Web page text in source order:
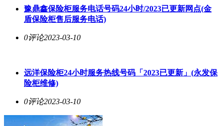
豫鼎鑫保险柜服务电话号码24小时/2023已更新网点(金
盾保险柜售后服务电话)
0评论2023-03-10
远洋保险柜24小时服务热线号码「2023已更新」(永发保
险柜维修)
0评论2023-03-10